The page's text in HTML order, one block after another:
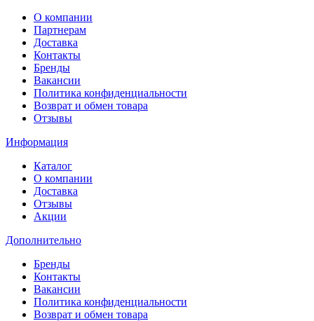
О компании
Партнерам
Доставка
Контакты
Бренды
Вакансии
Политика конфиденциальности
Возврат и обмен товара
Отзывы
Информация
Каталог
О компании
Доставка
Отзывы
Акции
Дополнительно
Бренды
Контакты
Вакансии
Политика конфиденциальности
Возврат и обмен товара